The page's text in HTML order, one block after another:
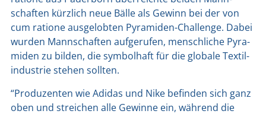
schaf­ten kürz­lich neue Bäl­le als Gewinn bei der von
cum ratio­ne aus­ge­lob­ten Pyra­mi­den-Chall­enge. Dabei
wur­den Mann­schaf­ten auf­ge­ru­fen, mensch­li­che Pyra­
mi­den zu bil­den, die sym­bol­haft für die glo­ba­le Tex­til­
in­dus­trie ste­hen soll­ten.
“Pro­du­zen­ten wie Adi­das und Nike befin­den sich ganz
oben und strei­chen alle Gewin­ne ein, wäh­rend die